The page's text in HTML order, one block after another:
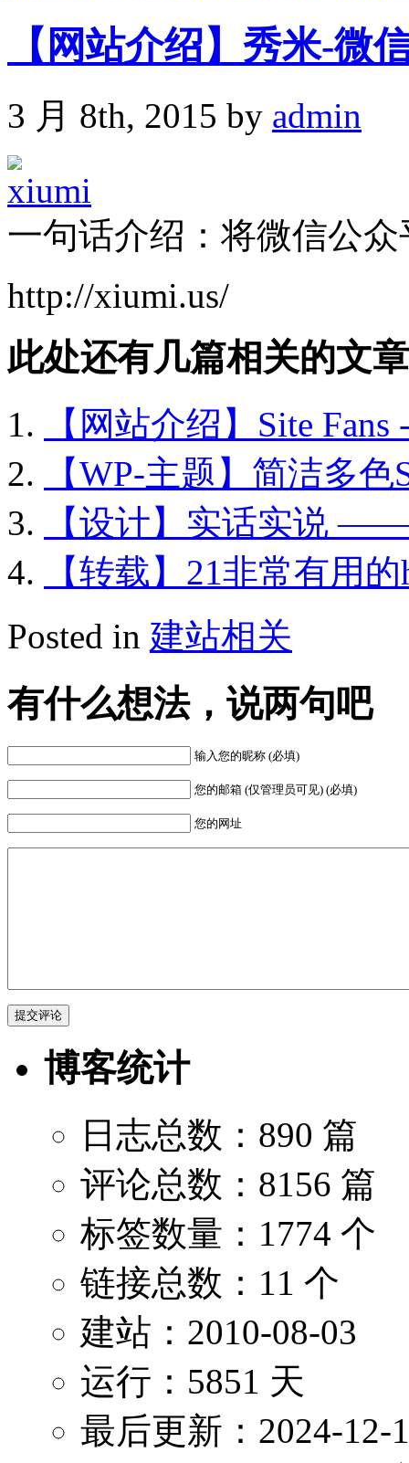
【网站介绍】秀米-微
3 月 8th, 2015 by admin
一句话介绍：将微信公
http://xiumi.us/
此处还有几篇相关的文
【网站介绍】Site
【WP-主题】简洁多
【设计】实话实说
【转载】21非常有用
Posted in 建站相关
有什么想法，说两句吧
输入您的昵称 (必填)
您的邮箱 (仅管理员可见) (必填)
您的网址
博客统计
日志总数：890 篇
评论总数：8156 篇
标签数量：1774 个
链接总数：11 个
建站：2010-08-03
运行：5851 天
最后更新：2024-12-